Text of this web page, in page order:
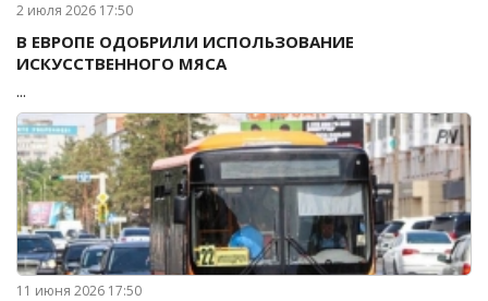
2 июля 2026 17:50
В ЕВРОПЕ ОДОБРИЛИ ИСПОЛЬЗОВАНИЕ
ИСКУССТВЕННОГО МЯСА
...
11 июня 2026 17:50